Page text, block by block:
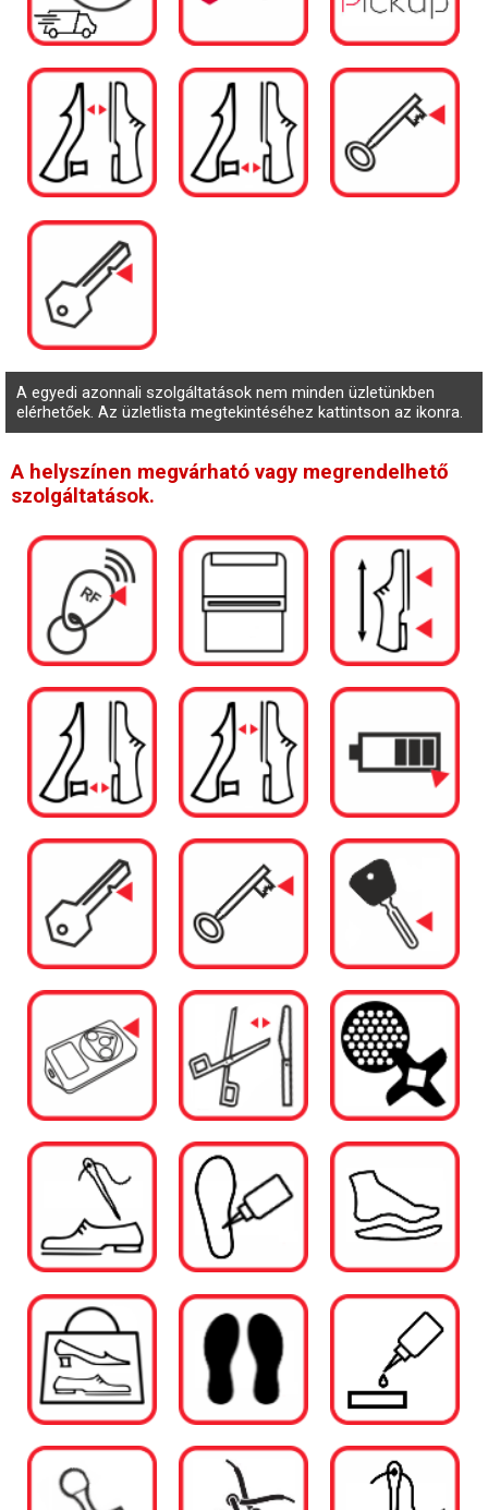
A egyedi azonnali szolgáltatások nem minden üzletünkben
elérhetőek. Az üzletlista megtekintéséhez kattintson az ikonra.
A helyszínen megvárható vagy megrendelhető
szolgáltatások.